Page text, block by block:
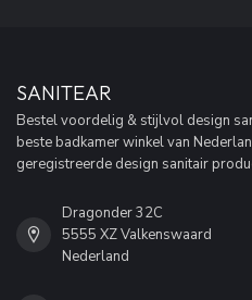
SANITEAR
Bestel voordelig & stijlvol design
beste badkamer winkel van
geregistreerde design sanitair
Dragonder 32C
5555 XZ Valkenswaard
Nederland